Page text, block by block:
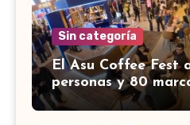
Sin categoría
El Asu Coffee Fest
personas y 80